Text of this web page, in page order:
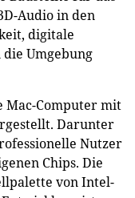
Audio in den
digitale
Umgebung
Mac-Computer mit
Darunter
Nutzer
Chips. Die
von Intel-